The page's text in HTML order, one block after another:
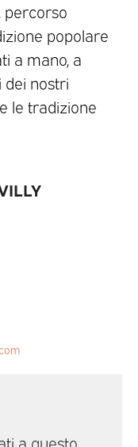
percorso
popolare
a mano, a
dei nostri
le tradizione
a questo